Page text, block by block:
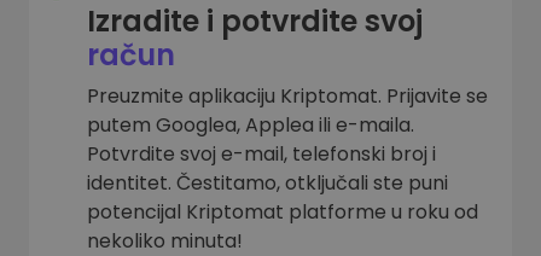
Izradite i potvrdite svoj
račun
Preuzmite aplikaciju Kriptomat. Prijavite se
putem Googlea, Applea ili e-maila.
Potvrdite svoj e-mail, telefonski broj i
identitet. Čestitamo, otključali ste puni
potencijal Kriptomat platforme u roku od
nekoliko minuta!